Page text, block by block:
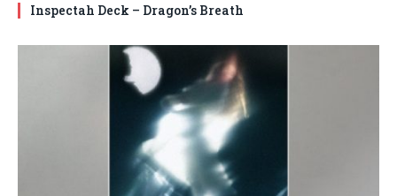
Inspectah Deck – Dragon’s Breath